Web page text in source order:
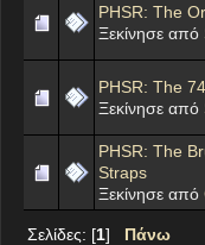
PHSR: The
Ξεκίνησε από
PHSR: The
Ξεκίνησε από
PHSR: The
Straps
Ξεκίνησε από
Σελίδες: [1] Πάνω